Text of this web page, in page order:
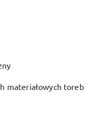
materiałowych toreb